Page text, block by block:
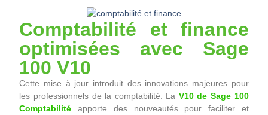
Comptabilité et finance
optimisées avec Sage
100 V10
Cette mise à jour introduit des innovations majeures pour
les professionnels de la comptabilité. La V10 de Sage 100
Comptabilité apporte des nouveautés pour faciliter et